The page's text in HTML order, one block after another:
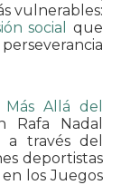
vulnerables:
social
que
Más Allá del
Rafa Nadal
a través del
deportistas
los Juegos